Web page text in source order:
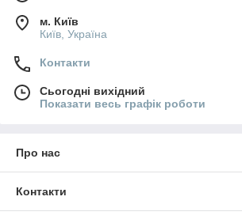
м. Київ
Київ, Україна
Контакти
Сьогодні вихідний
Показати весь графік роботи
Про нас
Контакти